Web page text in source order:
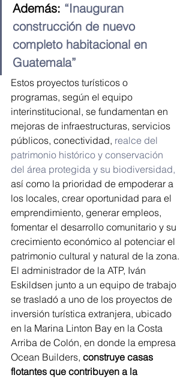
Además: “Inauguran
construcción de nuevo
completo habitacional en
Guatemala”
Estos proyectos turísticos o
programas, según el equipo
interinstitucional, se fundamentan en
mejoras de infraestructuras, servicios
públicos, conectividad, realce del
patrimonio histórico y conservación
del área protegida y su biodiversidad,
así como la prioridad de empoderar a
los locales, crear oportunidad para el
emprendimiento, generar empleos,
fomentar el desarrollo comunitario y su
crecimiento económico al potenciar el
patrimonio cultural y natural de la zona.
El administrador de la ATP, Iván
Eskildsen junto a un equipo de trabajo
se trasladó a uno de los proyectos de
inversión turística extranjera, ubicado
en la Marina Linton Bay en la Costa
Arriba de Colón, en donde la empresa
Ocean Builders, construye casas
flotantes que contribuyen a la